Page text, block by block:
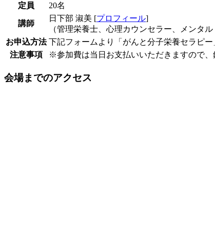
定員
20名
講師
日下部 淑美 [プロフィール]
（管理栄養士、心理カウンセラー、メンタル
お申込方法 下記フォームより「がんと分子栄養セラピ
注意事項
※参加費は当日お支払いいただきますので、
会場までのアクセス